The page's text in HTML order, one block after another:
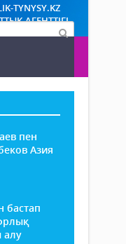
TYNYSY.KZ
АГЕНТТІГІ
пен
Азия
бастап
алу